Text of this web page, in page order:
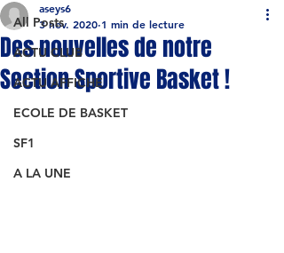
All Posts
ACTU CLUB
ACTU AFFICHE
ECOLE DE BASKET
SF1
A LA UNE
Des nouvelles de notre
Section Sportive Basket !
aseys6
3 nov. 2020 1 min de lecture